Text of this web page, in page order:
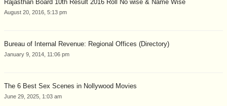
Rajasthan Board 10th Result 2016 Roll No wise & Name Wise
August 20, 2016, 5:13 pm
Bureau of Internal Revenue: Regional Offices (Directory)
January 9, 2014, 11:06 pm
The 6 Best Sex Scenes in Nollywood Movies
June 29, 2025, 1:03 am